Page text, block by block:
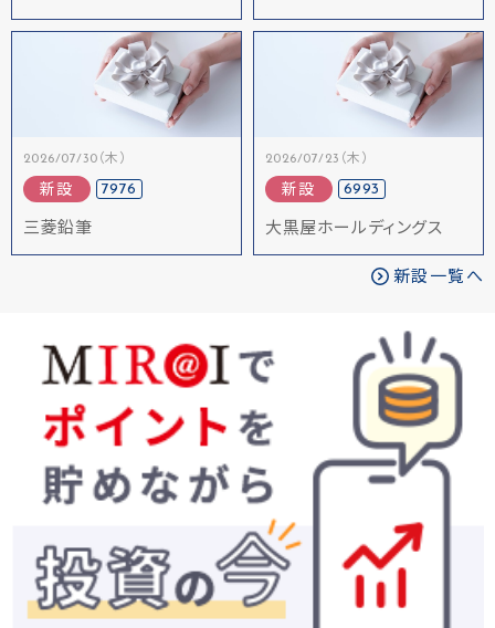
2026/07/30（木）
新設 7976
三菱鉛筆
2026/07/23（木）
新設 6993
大黒屋ホールディングス
新設一覧へ